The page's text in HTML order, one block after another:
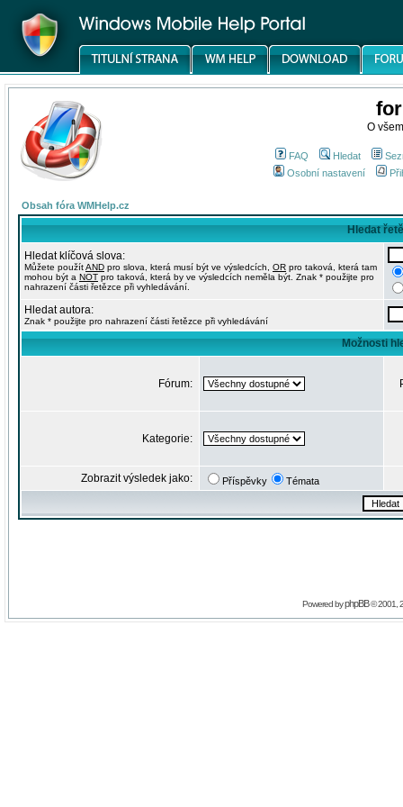
O
FAQ Hledat
Osobní nastavení
Obsah fóra WMHelp.cz
Hledat
Hledat klíčová slova:
Můžete použítAND pro slova, která musí být ve výsledcích, OR pro taková, která tam
mohou být a NOT pro taková, která by ve výsledcích neměla být. Znak * použijte pro
nahrazení části řetězce při vyhledávání.
Hledat autora:
Znak * použijte pro nahrazení části řetězce při vyhledávání
Možnosti
Fórum:
Kategorie:
Zobrazit výsledek jako: Příspěvky Témata
Powered byphpBB© 2001,